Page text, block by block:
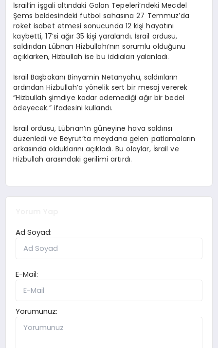
İsrail’in işgali altındaki Golan Tepeleri’ndeki Mecdel
Şems beldesindeki futbol sahasına 27 Temmuz’da
roket isabet etmesi sonucunda 12 kişi hayatını
kaybetti, 17’si ağır 35 kişi yaralandı. İsrail ordusu,
saldırıdan Lübnan Hizbullahı’nın sorumlu olduğunu
açıklarken, Hizbullah ise bu iddiaları yalanladı.
İsrail Başbakanı Binyamin Netanyahu, saldırıların
ardından Hizbullah’a yönelik sert bir mesaj vererek
“Hizbullah şimdiye kadar ödemediği ağır bir bedel
ödeyecek.” ifadesini kullandı.
İsrail ordusu, Lübnan’ın güneyine hava saldırısı
düzenledi ve Beyrut’ta meydana gelen patlamaların
arkasında olduklarını açıkladı. Bu olaylar, İsrail ve
Hizbullah arasındaki gerilimi artırdı.
Ad Soyad:
E-Mail:
Yorumunuz: